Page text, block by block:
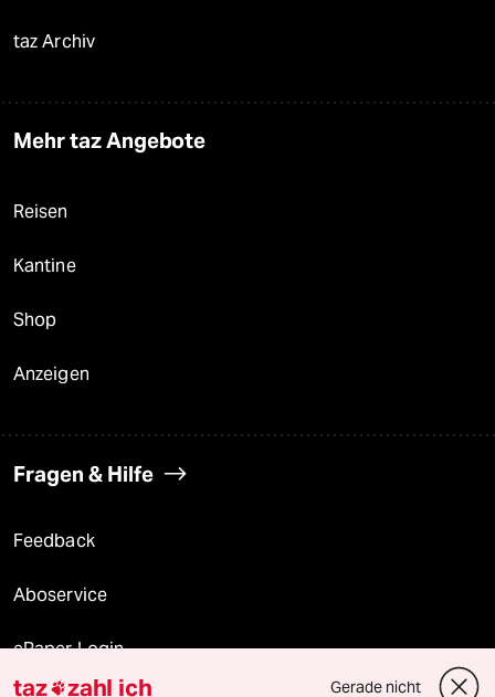
taz Archiv
Mehr taz Angebote
Reisen
Kantine
Shop
Anzeigen
Fragen & Hilfe
Feedback
Aboservice
ePaper Login
taz zahl ich Gerade nicht